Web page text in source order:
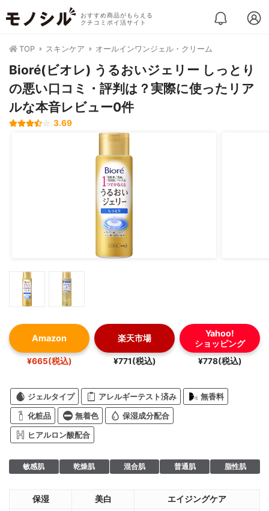
おすすめ商品がもらえる
クチコミポイ活サイト
TOP スキンケア オールインワンジェル・クリーム
Bioré(ビオレ) うるおいジェリー しっとり
の悪い口コミ・評判は？実際に使ったリア
ルな本音レビュー0件
3.69
Amazon
¥665(税込)
楽天市場
¥771(税込)
Yahoo!
ショッピング
¥778(税込)
ジェルタイプ アレルギーテスト済み 無香料
化粧品 無着色 保湿成分配合
ヒアルロン酸配合
敏感肌 乾燥肌 混合肌 普通肌 脂性肌
保湿 美白 エイジングケア